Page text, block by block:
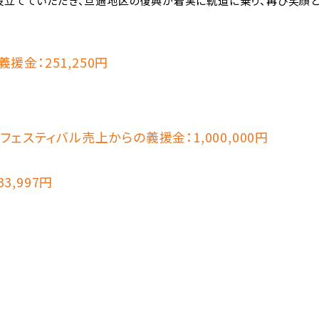
援金：251,250円
ェスティバル売上からの義援金：1,000,000円
円